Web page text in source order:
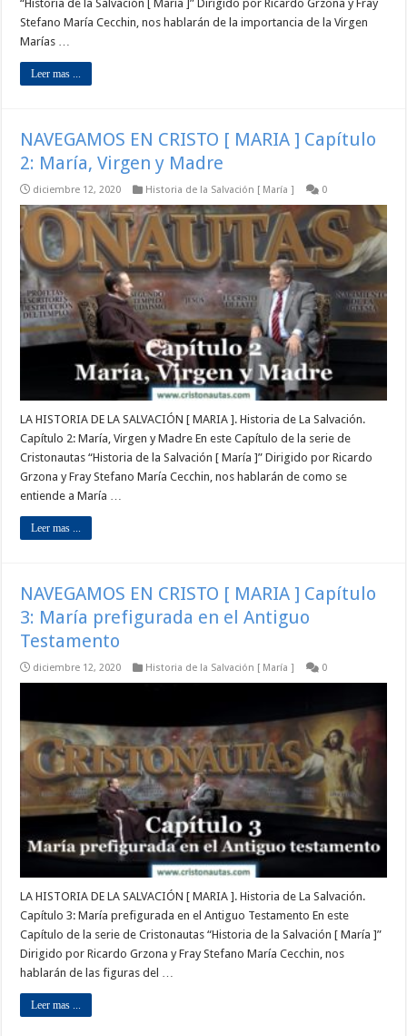
“Historia de la Salvación [ María ]” Dirigido por Ricardo Grzona y Fray
Stefano María Cecchin, nos hablarán de la importancia de la Virgen
Marías …
Leer mas ...
NAVEGAMOS EN CRISTO [ MARIA ] Capítulo
2: María, Virgen y Madre
diciembre 12, 2020 Historia de la Salvación [ María ] 0
LA HISTORIA DE LA SALVACIÓN [ MARIA ]. Historia de La Salvación.
Capítulo 2: María, Virgen y Madre En este Capítulo de la serie de
Cristonautas “Historia de la Salvación [ María ]” Dirigido por Ricardo
Grzona y Fray Stefano María Cecchin, nos hablarán de como se
entiende a María …
Leer mas ...
NAVEGAMOS EN CRISTO [ MARIA ] Capítulo
3: María prefigurada en el Antiguo
Testamento
diciembre 12, 2020 Historia de la Salvación [ María ] 0
LA HISTORIA DE LA SALVACIÓN [ MARIA ]. Historia de La Salvación.
Capítulo 3: María prefigurada en el Antiguo Testamento En este
Capítulo de la serie de Cristonautas “Historia de la Salvación [ María ]”
Dirigido por Ricardo Grzona y Fray Stefano María Cecchin, nos
hablarán de las figuras del …
Leer mas ...